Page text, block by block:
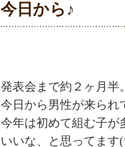
今日から♪
発表会まで約２ヶ月半。
今日から男性が来られ
今年は初めて組む子が
いいな、と思ってます